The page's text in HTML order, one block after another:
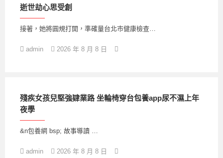
逝世劫心思受創
接著，她將圓規打開，準確量台北巿健康檢查…
admin 2026 年 8 月 8 日
殘疾女孩兒堅強肄業路 坐輪椅穿台包養app尿不濕上年
夜學
&n包養網 bsp; 故事導讀 …
admin 2026 年 8 月 8 日